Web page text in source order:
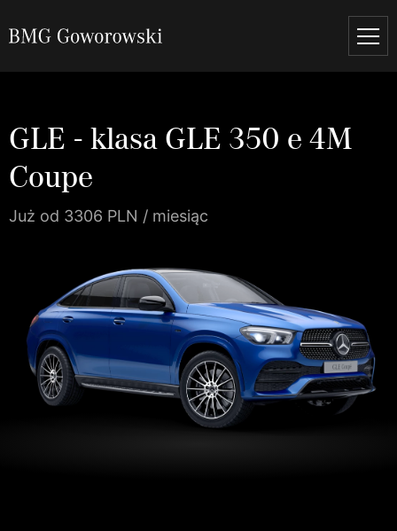
GLE - klasa GLE 350 e 4M
Coupe
Już od 3306 PLN / miesiąc